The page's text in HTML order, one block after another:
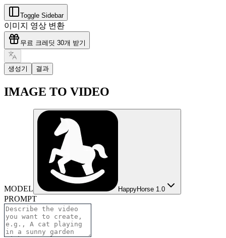
Toggle Sidebar
이미지 영상 변환
무료 크레딧 30개 받기
생성기 결과
IMAGE TO VIDEO
MODEL HappyHorse 1.0
PROMPT